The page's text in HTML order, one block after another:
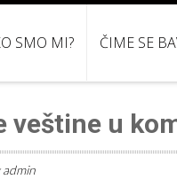
SMO MI? ČIME SE
veštine u
admin